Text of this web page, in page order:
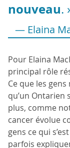
nouveau.
— Elaina
Pour Elaina
principal rôle
Ce que les
qu’un Ontarien
plus, comme
cancer évolue
gens ce qui
parfois